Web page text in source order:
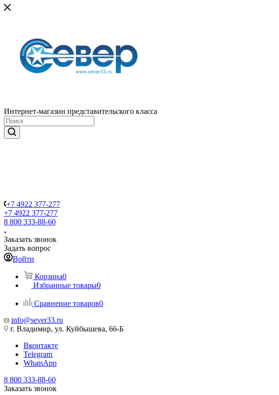
Интернет-магазин представительского класса
+7 4922 377-277
+7 4922 377-277
8 800 333-88-60
Заказать звонок
Задать вопрос
Войти
Корзина0
Избранные товары0
Сравнение товаров0
info@sever33.ru
г. Владимир, ул. Куйбышева, 66-Б
Вконтакте
Telegram
WhatsApp
8 800 333-88-60
Заказать звонок